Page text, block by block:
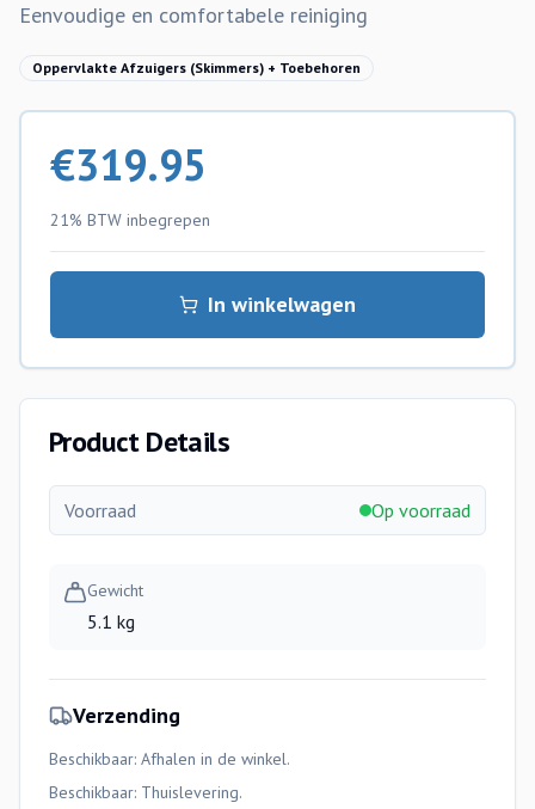
Eenvoudige en comfortabele reiniging
Oppervlakte Afzuigers (Skimmers) + Toebehoren
€319.95
21% BTW inbegrepen
In winkelwagen
Product Details
Voorraad Op voorraad
Gewicht
5.1 kg
Verzending
Beschikbaar: Afhalen in de winkel.
Beschikbaar: Thuislevering.